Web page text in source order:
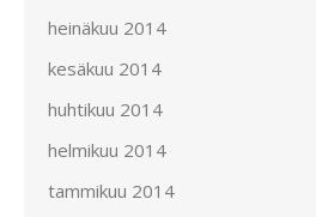
heinäkuu 2014
kesäkuu 2014
huhtikuu 2014
helmikuu 2014
tammikuu 2014